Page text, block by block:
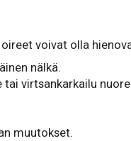
voivat olla
nälkä.
virtsankarkailu
muutokset.